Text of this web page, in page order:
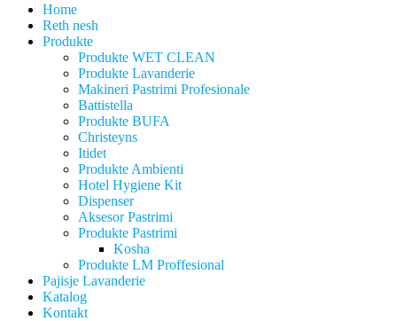
Home
Reth nesh
Produkte
Produkte WET CLEAN
Produkte Lavanderie
Makineri Pastrimi Profesionale
Battistella
Produkte BUFA
Christeyns
Itidet
Produkte Ambienti
Hotel Hygiene Kit
Dispenser
Aksesor Pastrimi
Produkte Pastrimi
Kosha
Produkte LM Proffesional
Pajisje Lavanderie
Katalog
Kontakt